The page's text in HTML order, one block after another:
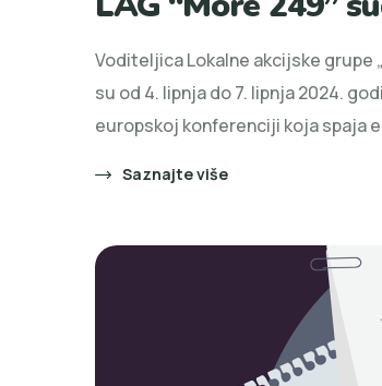
Voditeljica Lokalne akcijske grupe
su od 4. lipnja do 7. lipnja 2024.
europskoj konferenciji koja spaja
Saznajte više